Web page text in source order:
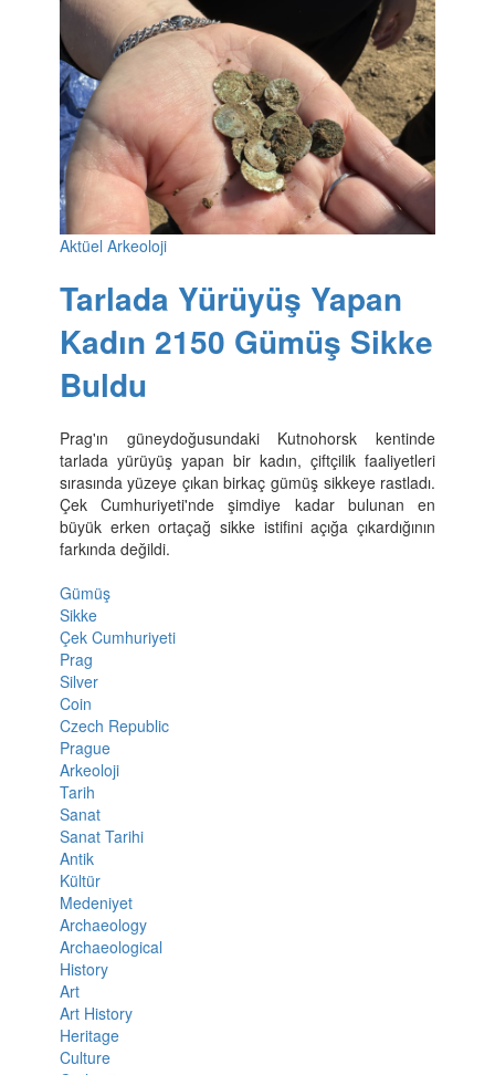
Aktüel Arkeoloji
Tarlada Yürüyüş Yapan
Kadın 2150 Gümüş Sikke
Buldu
Prag'ın güneydoğusundaki Kutnohorsk kentinde
tarlada yürüyüş yapan bir kadın, çiftçilik faaliyetleri
sırasında yüzeye çıkan birkaç gümüş sikkeye rastladı.
Çek Cumhuriyeti'nde şimdiye kadar bulunan en
büyük erken ortaçağ sikke istifini açığa çıkardığının
farkında değildi.
Gümüş
Sikke
Çek Cumhuriyeti
Prag
Silver
Coin
Czech Republic
Prague
Arkeoloji
Tarih
Sanat
Sanat Tarihi
Antik
Kültür
Medeniyet
Archaeology
Archaeological
History
Art
Art History
Heritage
Culture